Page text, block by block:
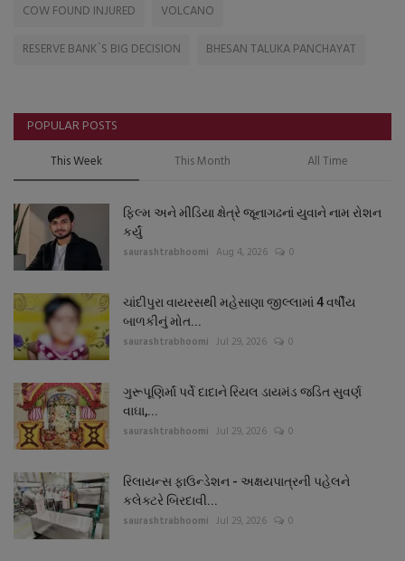
COW FOUND INJURED
VOLCANO
RESERVE BANK`S BIG DECISION
BHESAN TALUKA PANCHAYAT
POPULAR POSTS
This Week This Month All Time
ફિલ્મ અને મીડિયા ક્ષેત્રે જૂનાગઢનાં યુવાને નામ રોશન
કર્યું
saurashtrabhoomi Aug 4, 2026 0
ચાંદીપુરા વાયરસથી મહેસાણા જીલ્લામાં 4 વર્ષીય
બાળકીનું મોત...
saurashtrabhoomi Jul 29, 2026 0
ગુરૂપૂણિર્માં પર્વે દાદાને રિયલ ડાયમંડ જડિત સુવર્ણ
વાઘા,...
saurashtrabhoomi Jul 29, 2026 0
રિલાયન્સ ફાઉન્ડેશન - અક્ષયપાત્રની પહેલને
કલેક્ટરે બિરદાવી...
saurashtrabhoomi Jul 29, 2026 0